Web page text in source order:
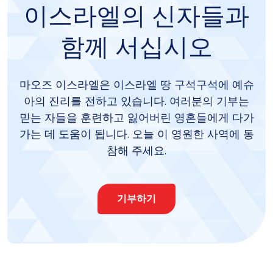
이스라엘의 신자들과
함께 서십시오
마오즈 이스라엘은 이스라엘 땅 구석구석에 예슈
아의 진리를 전하고 있습니다. 여러분의 기부는
믿는 자들을 훈련하고 잃어버린 영혼들에게 다가
가는 데 도움이 됩니다. 오늘 이 영원한 사역에 동
참해 주세요.
기부하기